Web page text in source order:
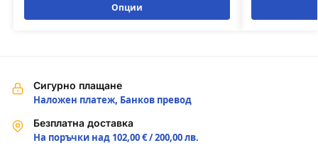
Опции
Сигурно плащане
Наложен платеж, Банков превод
Безплатна доставка
На поръчки над 102,00 € / 200,00 лв.